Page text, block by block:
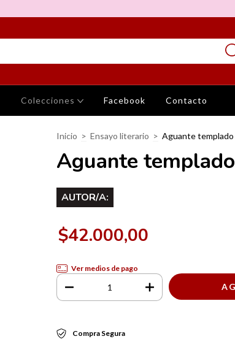
Colecciones Facebook Contacto
Inicio > Ensayo literario > Aguante templado
Aguante templado
AUTOR/A:
$42.000,00
Ver medios de pago
Compra Segura